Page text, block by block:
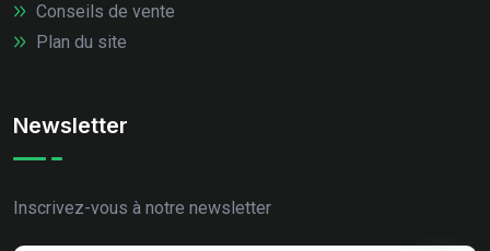
Conseils de vente
Plan du site
Newsletter
Inscrivez-vous à notre newsletter